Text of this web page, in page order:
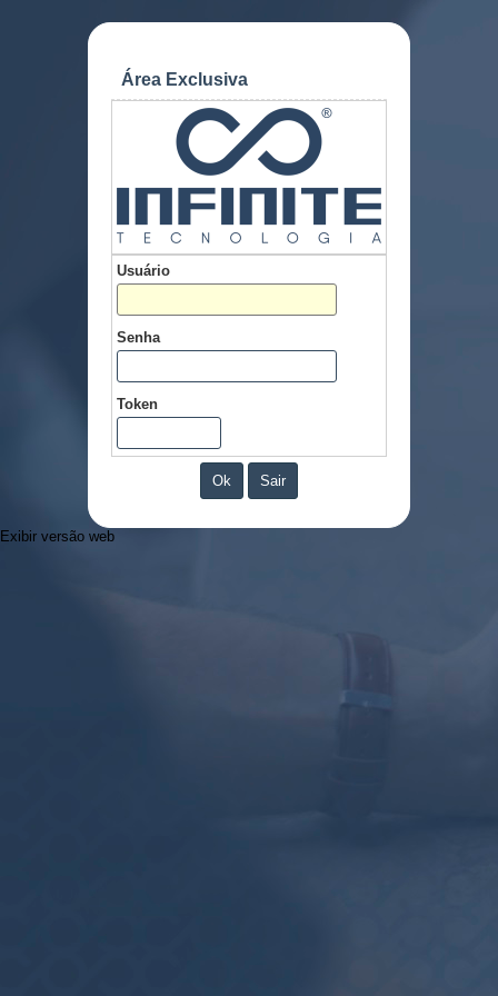
Área Exclusiva
Usuário
Senha
Token
Ok Sair
Exibir versão web